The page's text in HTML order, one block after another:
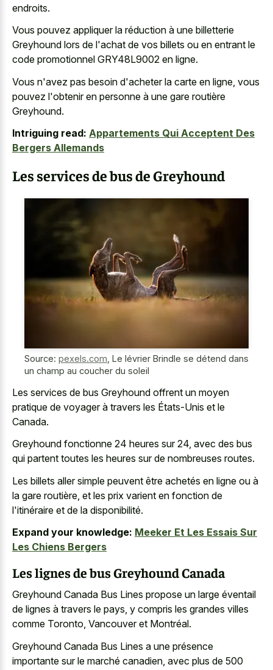
endroits.
Vous pouvez appliquer la réduction à une billetterie
Greyhound lors de l'achat de vos billets ou en entrant le
code promotionnel GRY48L9002 en ligne.
Vous n'avez pas besoin d'acheter la carte en ligne, vous
pouvez l'obtenir en personne à une gare routière
Greyhound.
Intriguing read: Appartements Qui Acceptent Des
Bergers Allemands
Les services de bus de Greyhound
Source: pexels.com, Le lévrier Brindle se détend dans
un champ au coucher du soleil
Les services de bus Greyhound offrent un moyen
pratique de voyager à travers les États-Unis et le
Canada.
Greyhound fonctionne 24 heures sur 24, avec des bus
qui partent toutes les heures sur de nombreuses routes.
Les billets aller simple peuvent être achetés en ligne ou à
la gare routière, et les prix varient en fonction de
l'itinéraire et de la disponibilité.
Expand your knowledge: Meeker Et Les Essais Sur
Les Chiens Bergers
Les lignes de bus Greyhound Canada
Greyhound Canada Bus Lines propose un large éventail
de lignes à travers le pays, y compris les grandes villes
comme Toronto, Vancouver et Montréal.
Greyhound Canada Bus Lines a une présence
importante sur le marché canadien, avec plus de 500